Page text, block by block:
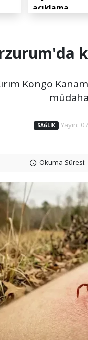
açıklama
Kongo
SAĞLIK Yayın:
Okuma Süresi: